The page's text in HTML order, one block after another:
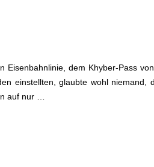
dem Khyber-Pass
einstellten, glaubte wohl niemand,
auf nur …